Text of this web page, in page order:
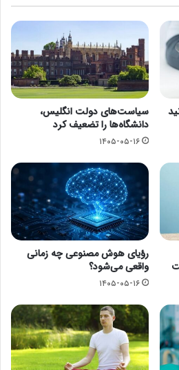
سیاست‌های دولت انگلیس،
دانشگاه‌ها را تضعیف کرد
۱۴۰۵-۰۵-۱۶
رؤیای هوش مصنوعی چه زمانی
واقعی می‌شود؟
۱۴۰۵-۰۵-۱۶